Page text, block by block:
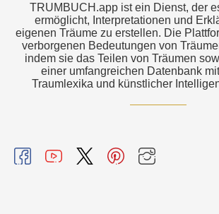
TRUMBUCH.app ist ein Dienst, der
ermöglicht, Interpretationen und
eigenen Träume zu erstellen. Die
verborgenen Bedeutungen von
indem sie das Teilen von Träumen
einer umfangreichen Datenbank
Traumlexika und künstlicher